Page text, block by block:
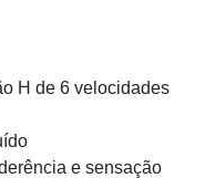
H de 6 velocidades
e sensação